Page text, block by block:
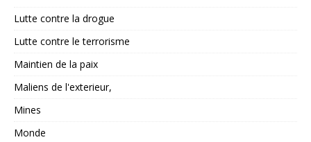
Lutte contre la drogue
Lutte contre le terrorisme
Maintien de la paix
Maliens de l'exterieur,
Mines
Monde